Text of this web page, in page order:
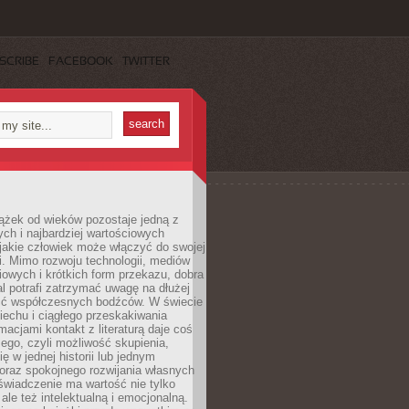
FACEBOOK TWITTER
od wieków pozostaje jedną z
i najbardziej wartościowych
człowiek może włączyć do swojej
Mimo rozwoju technologii, mediów
i krótkich form przekazu, dobra
potrafi zatrzymać uwagę na dłużej
współczesnych bodźców. W świecie
i ciągłego przeskakiwania
kontakt z literaturą daje coś
czyli możliwość skupienia,
w jednej historii lub jednym
spokojnego rozwijania własnych
ma wartość nie tylko
też intelektualną i emocjonalną.